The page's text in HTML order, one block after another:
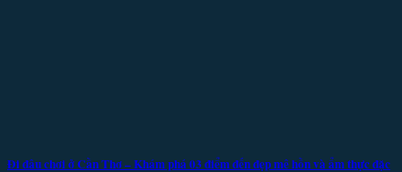
Đi đâu chơi ở Cần Thơ – Khám phá 03 điểm đến đẹp mê hồn và ẩm thực đặc